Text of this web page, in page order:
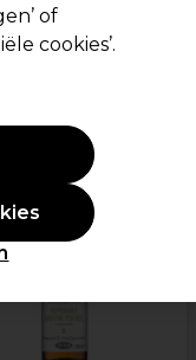
EXCLUSIEF
of
cookies’.